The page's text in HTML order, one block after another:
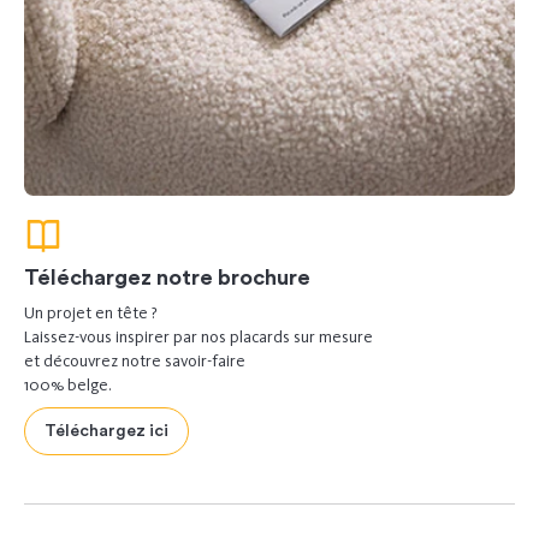
Téléchargez notre brochure
Un projet en tête ?
Laissez-vous inspirer par nos placards sur mesure
et découvrez notre savoir-faire
100% belge.
Téléchargez ici